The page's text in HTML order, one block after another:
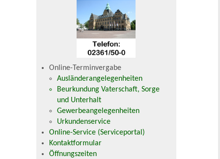
Online-Terminvergabe
Ausländerangelegenheiten
Beurkundung Vaterschaft, Sorge
und Unterhalt
Gewerbeangelegenheiten
Urkundenservice
Online-Service (Serviceportal)
Kontaktformular
Öffnungszeiten